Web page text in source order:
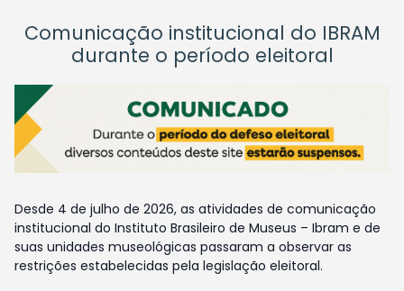
Comunicação institucional do IBRAM
durante o período eleitoral
Desde 4 de julho de 2026, as atividades de comunicação
institucional do Instituto Brasileiro de Museus – Ibram e de
suas unidades museológicas passaram a observar as
restrições estabelecidas pela legislação eleitoral.